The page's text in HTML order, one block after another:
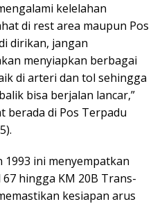
kelelahan
di rest area maupun Pos
dirikan, jangan
menyiapkan berbagai
di arteri dan tol sehingga
bisa berjalan lancar,”
berada di Pos Terpadu
1993 ini menyempatkan
hingga KM 20B Trans-
kesiapan arus